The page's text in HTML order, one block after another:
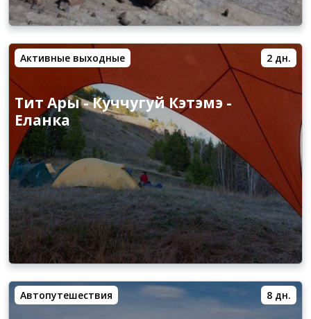
Активные выходные 2 дн.
Тит Ары - Куччугуй Кэтэмэ -
Еланка
Автопутешествия 8 дн.